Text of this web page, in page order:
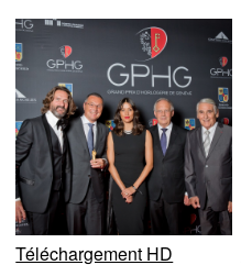
Téléchargement HD